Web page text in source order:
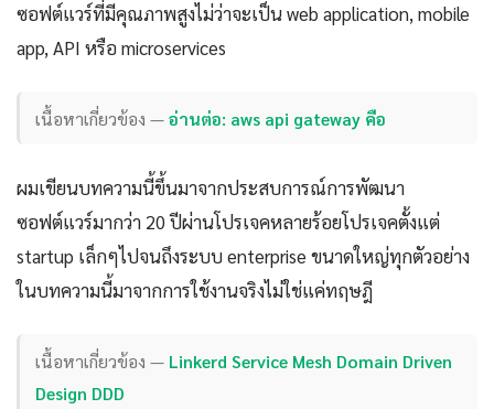
ซอฟต์แวร์ที่มีคุณภาพสูงไม่ว่าจะเป็น web application, mobile
app, API หรือ microservices
เนื้อหาเกี่ยวข้อง —อ่านต่อ: aws api gateway คือ
ผมเขียนบทความนี้ขึ้นมาจากประสบการณ์การพัฒนา
ซอฟต์แวร์มากว่า 20 ปีผ่านโปรเจคหลายร้อยโปรเจคตั้งแต่
startup เล็กๆไปจนถึงระบบ enterprise ขนาดใหญ่ทุกตัวอย่าง
ในบทความนี้มาจากการใช้งานจริงไม่ใช่แค่ทฤษฎี
เนื้อหาเกี่ยวข้อง — Linkerd Service Mesh Domain Driven
Design DDD